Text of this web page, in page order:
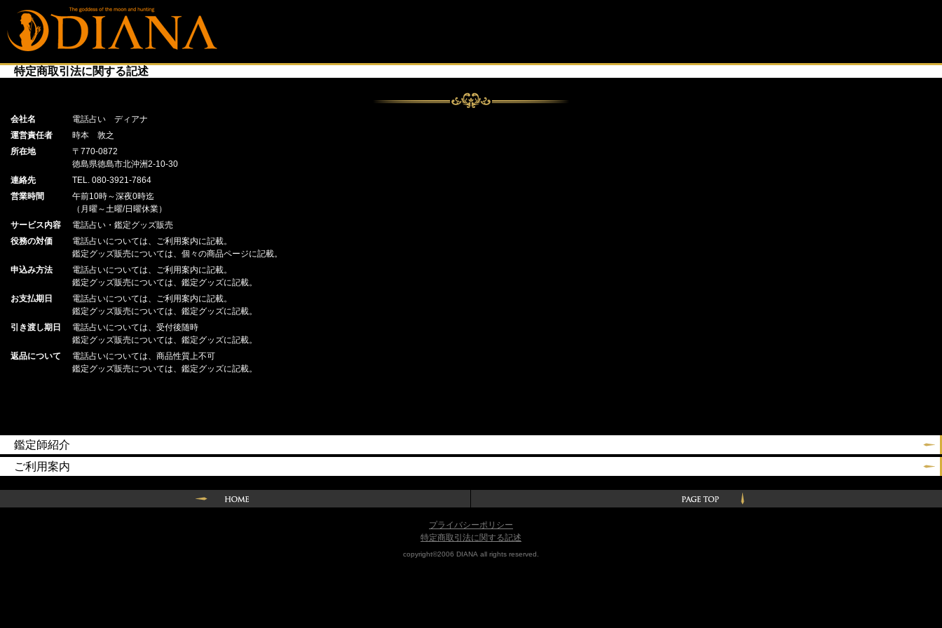
特定商取引法に関する記述
会社名
電話占い ディアナ
運営責任者
時本 敦之
所在地
〒770-0872
徳島県徳島市北沖洲2-10-30
連絡先
TEL. 080-3921-7864
営業時間
午前10時～深夜0時迄
（月曜～土曜/日曜休業）
サービス内容
電話占い・鑑定グッズ販売
役務の対価
電話占いについては、ご利用案内に記載。
鑑定グッズ販売については、個々の商品ページに記載。
申込み方法
電話占いについては、ご利用案内に記載。
鑑定グッズ販売については、鑑定グッズに記載。
お支払期日
電話占いについては、ご利用案内に記載。
鑑定グッズ販売については、鑑定グッズに記載。
引き渡し期日
電話占いについては、受付後随時
鑑定グッズ販売については、鑑定グッズに記載。
返品について
電話占いについては、商品性質上不可
鑑定グッズ販売については、鑑定グッズに記載。
鑑定師紹介
ご利用案内
プライバシーポリシー
特定商取引法に関する記述
copyright©2006 DIANA all rights reserved.